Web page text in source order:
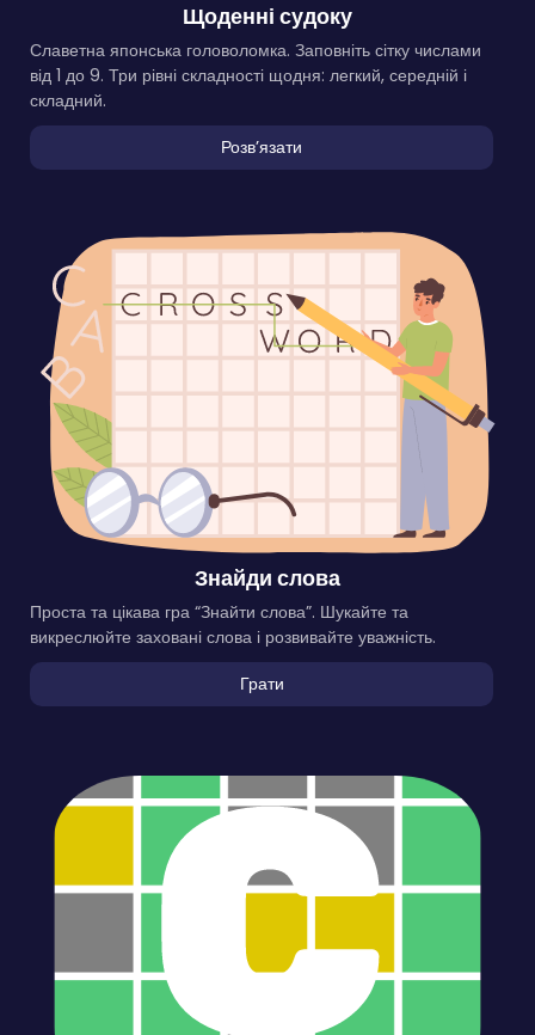
Щоденні судоку
Славетна японська головоломка. Заповніть сітку числами
від 1 до 9. Три рівні складності щодня: легкий, середній і
складний.
Розвʼязати
Знайди слова
Проста та цікава гра “Знайти слова”. Шукайте та
викреслюйте заховані слова і розвивайте уважність.
Грати